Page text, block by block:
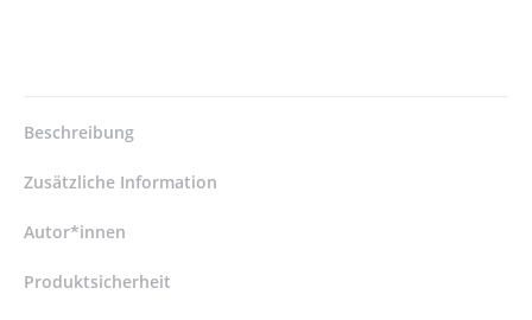
Urválek
ISBN
/
3-
Beschreibung
Zusätzliche Information
Autor*innen
Produktsicherheit